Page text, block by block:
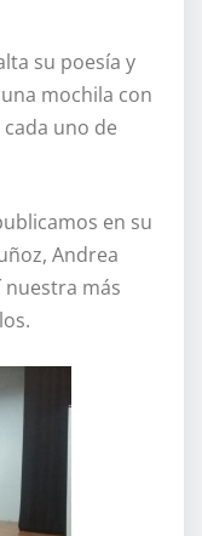
su poesía y
mochila con
uno de
en su
Andrea
nuestra más